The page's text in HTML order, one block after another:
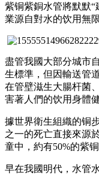
紫铜紫銅水管將默默“
業源自對水的饮用無限
盡管我國大部分城市
生標準 ，但因輸送管
在管壁滋生大腸杆菌
害著人們的饮用身體健康
據世界衛生組織的铜
之一的死亡直接來源
童中，約有50%的紫
早在我國明代，水